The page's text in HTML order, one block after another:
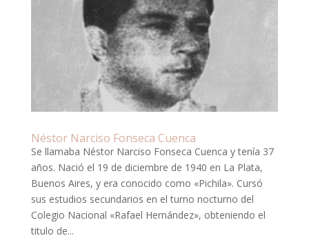
Néstor Narciso Fonseca Cuenca
Se llamaba Néstor Narciso Fonseca Cuenca y tenía 37
años. Nació el 19 de diciembre de 1940 en La Plata,
Buenos Aires, y era conocido como «Pichila». Cursó
sus estudios secundarios en el turno nocturno del
Colegio Nacional «Rafael Hernández», obteniendo el
titulo de...